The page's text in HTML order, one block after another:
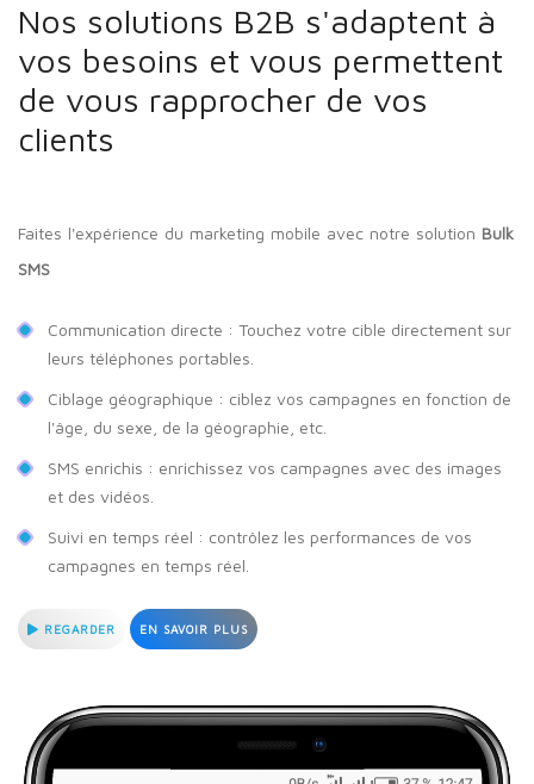
Nos solutions B2B s'adaptent à
vos besoins et vous permettent
de vous rapprocher de vos
clients
Faites l'expérience du marketing mobile avec notre solution Bulk
SMS
Communication directe : Touchez votre cible directement sur
leurs téléphones portables.
Ciblage géographique : ciblez vos campagnes en fonction de
l'âge, du sexe, de la géographie, etc.
SMS enrichis : enrichissez vos campagnes avec des images
et des vidéos.
Suivi en temps réel : contrôlez les performances de vos
campagnes en temps réel.
REGARDER EN SAVOIR PLUS